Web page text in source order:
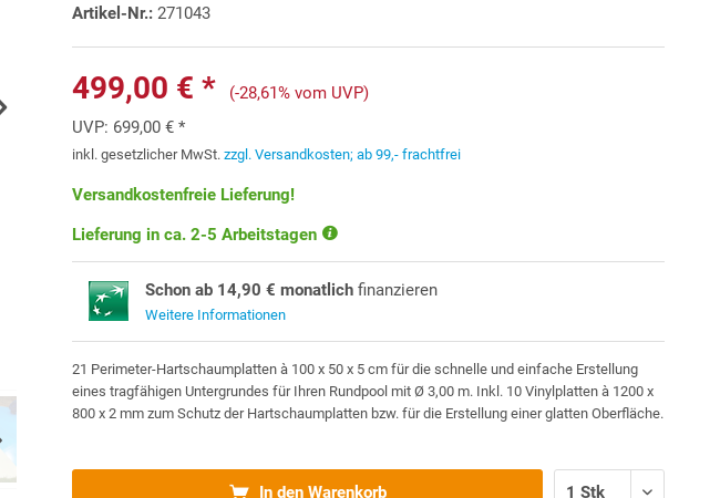
Artikel-Nr.: 271043
499,00 € *
(-28,61% vom UVP)
UVP: 699,00 € *
inkl. gesetzlicher MwSt.zzgl. Versandkosten; ab 99,- frachtfrei
Versandkostenfreie Lieferung!
Lieferung in ca. 2-5 Arbeitstagen
Schon ab 14,90 € monatlich finanzieren
Weitere Informationen
21 Perimeter-Hartschaumplatten à 100 x 50 x 5 cm für die schnelle und einfache Erstellung
eines tragfähigen Untergrundes für Ihren Rundpool mit Ø 3,00 m. Inkl. 10 Vinylplatten à 1200 x
800 x 2 mm zum Schutz der Hartschaumplatten bzw. für die Erstellung einer glatten Oberfläche.
In den Warenkorb